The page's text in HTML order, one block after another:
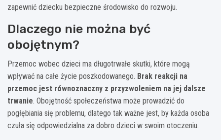
zapewnić dziecku bezpieczne środowisko do rozwoju.
Dlaczego nie można być
obojętnym?
Przemoc wobec dzieci ma długotrwałe skutki, które mogą
wpływać na całe życie poszkodowanego. Brak reakcji na
przemoc jest równoznaczny z przyzwoleniem na jej dalsze
trwanie. Obojętność społeczeństwa może prowadzić do
pogłębiania się problemu, dlatego tak ważne jest, by każda osoba
czuła się odpowiedzialna za dobro dzieci w swoim otoczeniu.